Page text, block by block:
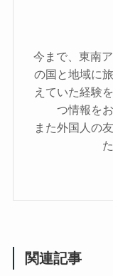
今まで、東南
の国と地域に
えていた経験
つ情報を
また外国人の
関連記事